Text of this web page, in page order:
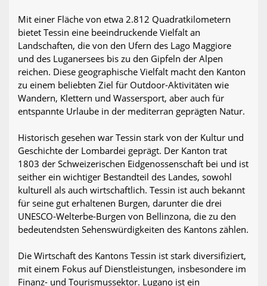
Mit einer Fläche von etwa 2.812 Quadratkilometern
bietet Tessin eine beeindruckende Vielfalt an
Landschaften, die von den Ufern des Lago Maggiore
und des Luganersees bis zu den Gipfeln der Alpen
reichen. Diese geographische Vielfalt macht den Kanton
zu einem beliebten Ziel für Outdoor-Aktivitäten wie
Wandern, Klettern und Wassersport, aber auch für
entspannte Urlaube in der mediterran geprägten Natur.
Historisch gesehen war Tessin stark von der Kultur und
Geschichte der Lombardei geprägt. Der Kanton trat
1803 der Schweizerischen Eidgenossenschaft bei und ist
seither ein wichtiger Bestandteil des Landes, sowohl
kulturell als auch wirtschaftlich. Tessin ist auch bekannt
für seine gut erhaltenen Burgen, darunter die drei
UNESCO-Welterbe-Burgen von Bellinzona, die zu den
bedeutendsten Sehenswürdigkeiten des Kantons zählen.
Die Wirtschaft des Kantons Tessin ist stark diversifiziert,
mit einem Fokus auf Dienstleistungen, insbesondere im
Finanz- und Tourismussektor. Lugano ist ein